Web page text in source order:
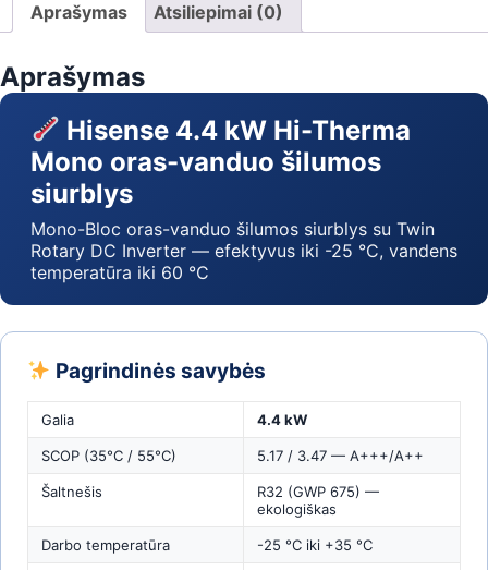
oras-
šilumos
siurblys,
044HCDS1
Aprašymas Atsiliepimai (0)
Aprašymas
Hisense 4.4 kW Hi-Therma
Mono oras-vanduo šilumos
siurblys
Mono-Bloc oras-vanduo šilumos siurblys su Twin
Rotary DC Inverter — efektyvus iki -25 °C, vandens
temperatūra iki 60 °C
Pagrindinės savybės
Galia 4.4 kW
SCOP (35°C / 55°C) 5.17 / 3.47 — A+++/A++
Šaltnešis
R32 (GWP 675) —
ekologiškas
Darbo temperatūra -25 °C iki +35 °C